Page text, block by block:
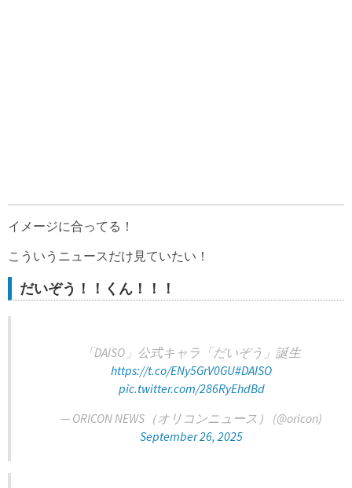
イメージに合ってる！
こういうニュースだけ見ていたい！
だいぞう！！くん！！！
「DAISO」公式キャラ「だいぞう」誕生
https://t.co/ENy5GrV0GU#DAISO
pic.twitter.com/286RyEhdBd
— ORICON NEWS（オリコンニュース） (@oricon)
September 26, 2025